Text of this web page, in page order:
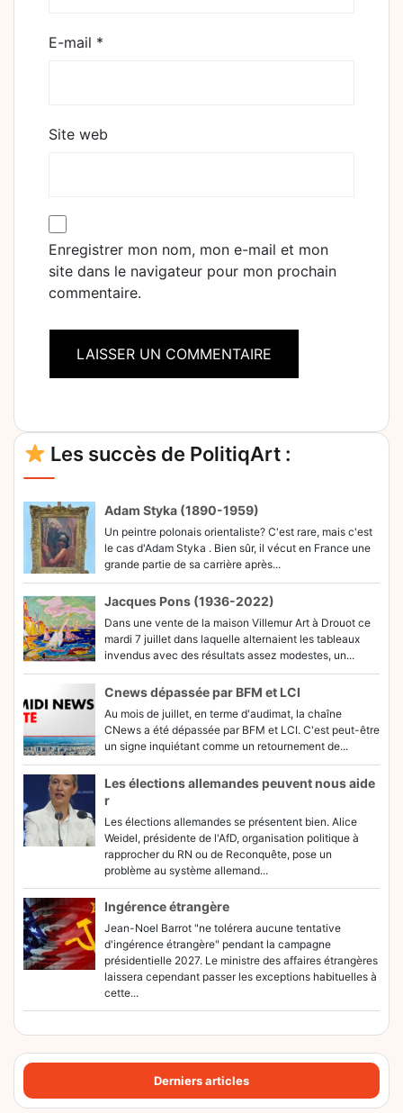
E-mail *
Site web
Enregistrer mon nom, mon e-mail et mon
site dans le navigateur pour mon prochain
commentaire.
Les succès de PolitiqArt :
Adam Styka (1890-1959)
Un peintre polonais orientaliste? C'est rare, mais c'est
le cas d'Adam Styka . Bien sûr, il vécut en France une
grande partie de sa carrière après...
Jacques Pons (1936-2022)
Dans une vente de la maison Villemur Art à Drouot ce
mardi 7 juillet dans laquelle alternaient les tableaux
invendus avec des résultats assez modestes, un...
Cnews dépassée par BFM et LCI
Au mois de juillet, en terme d'audimat, la chaîne
CNews a été dépassée par BFM et LCI. C'est peut-être
un signe inquiétant comme un retournement de...
Les élections allemandes peuvent nous aide
r
Les élections allemandes se présentent bien. Alice
Weidel, présidente de l'AfD, organisation politique à
rapprocher du RN ou de Reconquête, pose un
problème au système allemand...
Ingérence étrangère
Jean-Noel Barrot "ne tolérera aucune tentative
d'ingérence étrangère" pendant la campagne
présidentielle 2027. Le ministre des affaires étrangères
laissera cependant passer les exceptions habituelles à
cette...
Derniers articles